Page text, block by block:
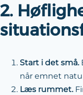
2.
Start i det små.
når emnet
Læs rummet.